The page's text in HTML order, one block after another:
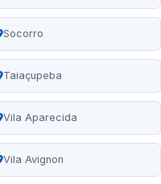
Socorro
Taiaçupeba
Vila Aparecida
Vila Avignon